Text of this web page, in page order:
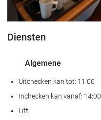
Diensten
Algemene
Uitchecken kan tot: 11:00
Inchecken kan vanaf: 14:00
Lift